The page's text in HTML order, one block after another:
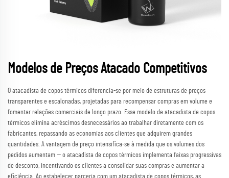
Modelos de Preços Atacado Competitivos
O atacadista de copos térmicos diferencia-se por meio de estruturas de preços
transparentes e escalonadas, projetadas para recompensar compras em volume e
fomentar relações comerciais de longo prazo. Esse modelo de atacadista de copos
térmicos elimina acréscimos desnecessários ao trabalhar diretamente com os
fabricantes, repassando as economias aos clientes que adquirem grandes
quantidades. A vantagem de preço intensifica-se à medida que os volumes dos
pedidos aumentam — o atacadista de copos térmicos implementa faixas progressivas
de desconto, incentivando os clientes a consolidar suas compras e aumentar a
eficiência. Ao estabelecer parceria com um atacadista de copos térmicos, as